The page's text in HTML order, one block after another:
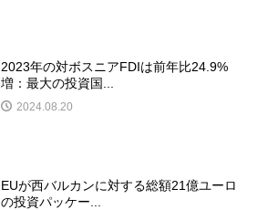
2023年の対ボスニアFDIは前年比24.9%
増：最大の投資国...
2024.08.20
EUが西バルカンに対する総額21億ユーロ
の投資パッケー...